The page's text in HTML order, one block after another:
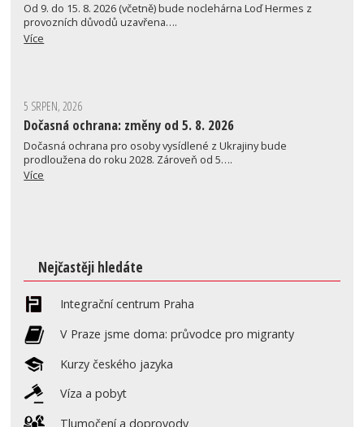
Od 9. do 15. 8. 2026 (včetně) bude noclehárna Loď Hermes z
provozních důvodů uzavřena….
Více
5 SRPEN, 2026
Dočasná ochrana: změny od 5. 8. 2026
Dočasná ochrana pro osoby vysídlené z Ukrajiny bude
prodloužena do roku 2028. Zároveň od 5….
Více
Nejčastěji hledáte
Integrační centrum Praha
V Praze jsme doma: průvodce pro migranty
Kurzy českého jazyka
Víza a pobyt
Tlumočení a doprovody